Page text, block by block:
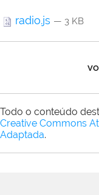
radio.js — 3 KB
Todo o conteúdo
Creative Commons
Adaptada.